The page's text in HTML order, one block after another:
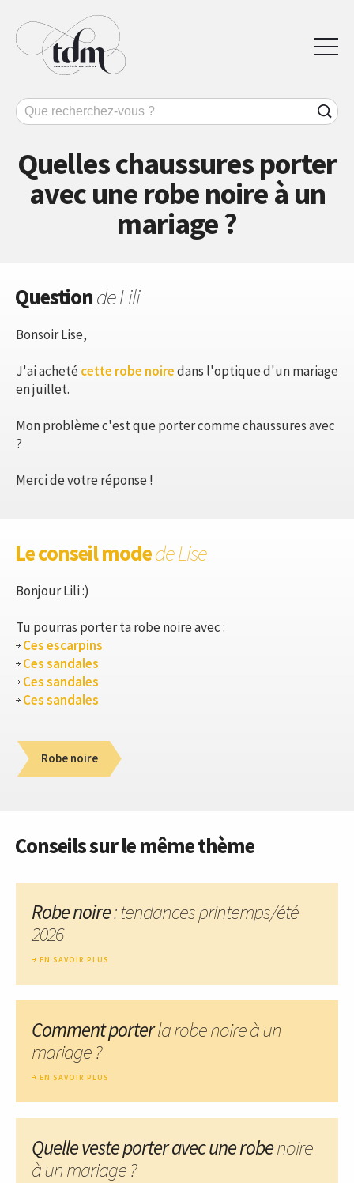
Quelles chaussures porter
avec une robe noire à un
mariage ?
Questionde Lili
Bonsoir Lise,
J'ai achetécette robe noiredans l'optique d'un mariage
en juillet.
Mon problème c'est que porter comme chaussures avec
?
Merci de votre réponse !
Le conseil modede Lise
Bonjour Lili :)
Tu pourras porter ta robe noire avec :
Ces escarpins
Ces sandales
Ces sandales
Ces sandales
Robe noire
Conseils sur le même thème
Robe noire: tendances printemps/été
2026
EN SAVOIR PLUS
Comment porterla robe noire à un
mariage ?
EN SAVOIR PLUS
Quelle veste porter avec une robenoire
à un mariage ?